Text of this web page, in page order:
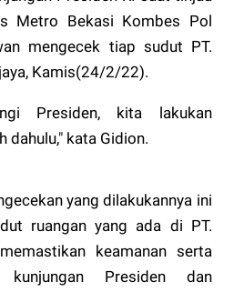
Metro Bekasi Kombes Pol
mengecek tiap sudut PT.
Kamis(24/2/22).
Presiden, kita lakukan
dahulu," kata Gidion.
yang dilakukannya ini
ruangan yang ada di PT.
keamanan serta
kunjungan Presiden dan